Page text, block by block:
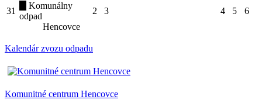
31
Komunálny
odpad
Hencovce
2 3 4 5 6
Kalendár zvozu odpadu
Komunitné centrum Hencovce